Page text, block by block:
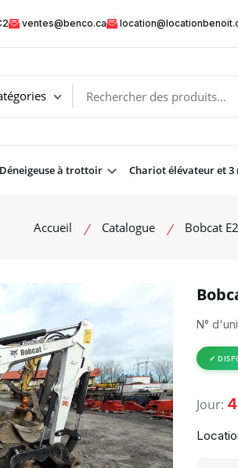
ventes@benco.ca
Déneigeuse à trottoir Chariot élévateur et 3
Accueil Catalogue Bobcat
N°
Jour: